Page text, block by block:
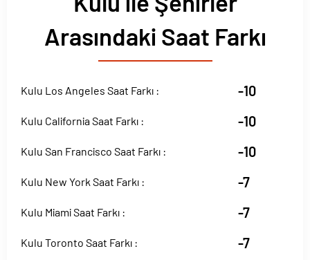
Arasındaki Saat Farkı
Kulu Los Angeles Saat Farkı : -10
Kulu California Saat Farkı : -10
Kulu San Francisco Saat Farkı : -10
Kulu New York Saat Farkı : -7
Kulu Miami Saat Farkı : -7
Kulu Toronto Saat Farkı : -7